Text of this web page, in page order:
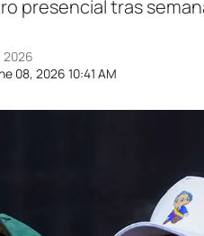
presencial tras
08, 2026 10:41 AM
2026